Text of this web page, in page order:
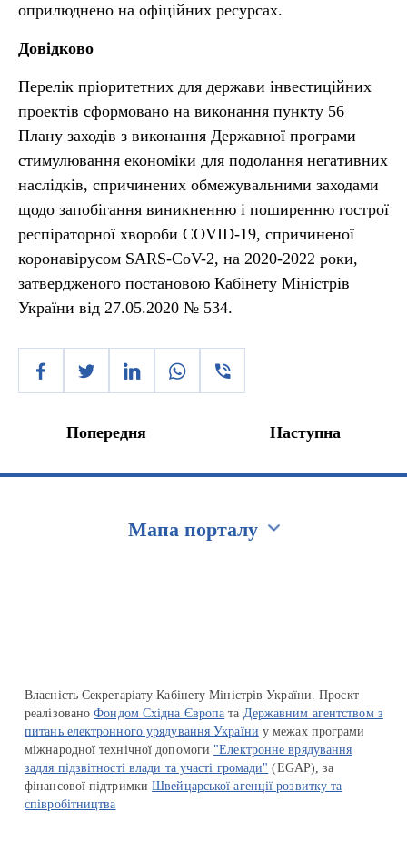
оприлюднено на офіційних ресурсах.
Довідково
Перелік пріоритетних для держави інвестиційних
проектів сформовано на виконання пункту 56
Плану заходів з виконання Державної програми
стимулювання економіки для подолання негативних
наслідків, спричинених обмежувальними заходами
щодо запобігання виникненню і поширенню гострої
респіраторної хвороби COVID-19, спричиненої
коронавірусом SARS-CoV-2, на 2020-2022 роки,
затвердженого постановою Кабінету Міністрів
України від 27.05.2020 № 534.
Попередня Наступна
Мапа порталу
Власність Секретаріату Кабінету Міністрів України. Проєкт
реалізованоФондом Східна Європа та Державним агентством з
питань електронного урядування України у межах програми
міжнародної технічної допомоги "Електронне врядування
задля підзвітності влади та участі громади" (EGAP), за
фінансової підтримкиШвейцарської агенції розвитку та
співробітництва